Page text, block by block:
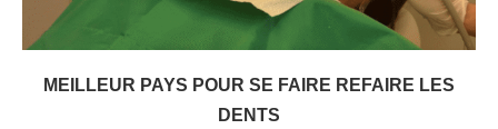
MEILLEUR PAYS POUR SE FAIRE REFAIRE LES
DENTS